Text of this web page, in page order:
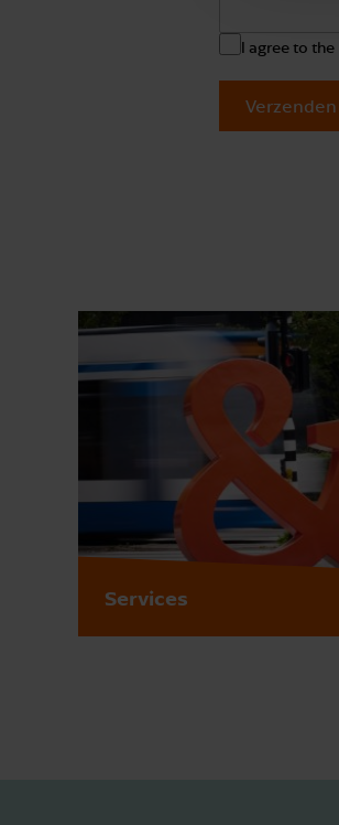
I agree to the
Verzenden
Services